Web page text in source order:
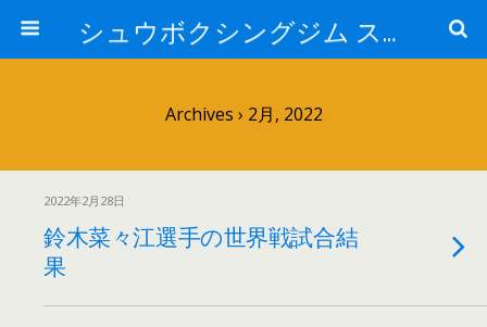
シュウボクシングジム スタッフブログ
Archives › 2月, 2022
2022年2月28日
鈴木菜々江選手の世界戦試合結
果